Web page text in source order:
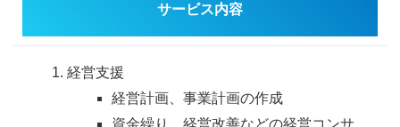
サービス内容
経営支援
経営計画、事業計画の作成
資金繰り、経営改善などの経営コンサ